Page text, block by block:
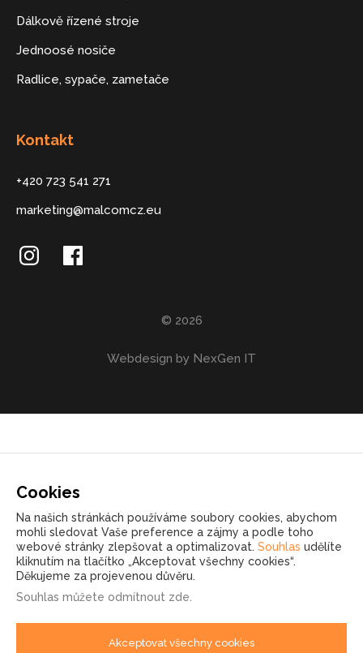
Dálkově řízené stroje
Jednoosé nosiče
Radlice, sypače, zametače
Kontakt
+420 723 541 271
marketing@malcomcz.eu
© 2026
Webdesign by NexGen IT
Cookies
Na našich stránkách používáme soubory cookies, abychom
mohli sledovat Vaše preference a zájmy a podle toho
webové stránky zlepšovat a optimalizovat. Souhlas udělíte
kliknutím na tlačítko „Akceptovat všechny cookies“.
Děkujeme za projevenou důvěru.
Souhlas můžete odmítnout zde
Akceptovat všechny cookies